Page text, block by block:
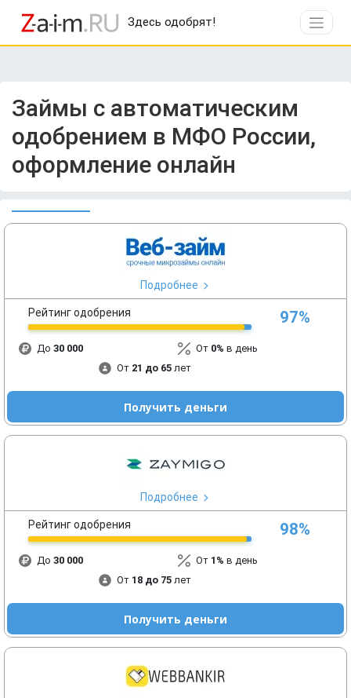
Здесь одобрят!
Займы с автоматическим
одобрением в МФО России,
оформление онлайн
Подробнее
Рейтинг одобрения 97%
До 30 000 От 0% в день
От 21 до 65лет
Получить деньги
Подробнее
Рейтинг одобрения 98%
До 30 000 От 1% в день
От 18 до 75лет
Получить деньги